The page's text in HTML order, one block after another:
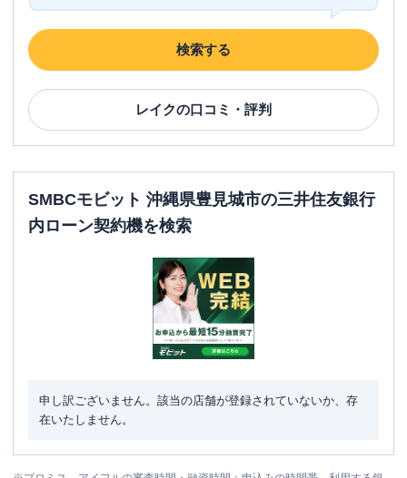
検索する
レイクの口コミ・評判
SMBCモビット 沖縄県豊見城市の三井住友銀行
内ローン契約機を検索
申し訳ございません。該当の店舗が登録されていないか、存
在いたしません。